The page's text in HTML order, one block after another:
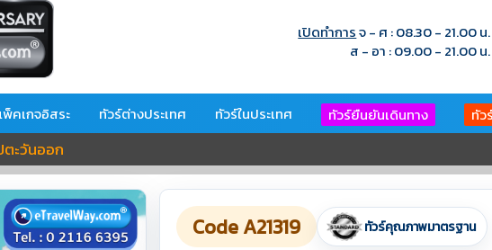
เปิดทำการจ - ศ : 08.30 - 21.00 น.
ส - อา : 09.00 - 21.00 น.
พ็คเกจอิสระ ทัวร์ต่างประเทศ ทัวร์ในประเทศ ทัวร์ยืนยันเดินทาง ทัว
ตะวันออก
Code A21319 ทัวร์คุณภาพมาตรฐาน